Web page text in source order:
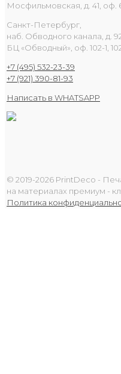
Мосфильмовская, д. 41, оф.
Санкт-Петербург,
наб. Обводного канала, д.
БЦ «Обводный», оф. 102-1,
+7 (495) 532-23-39
+7 (921) 390-81-93
Написать в WHATSAPP
© 2019-2026 PrintDeco -
на материалах премиум -
Политика